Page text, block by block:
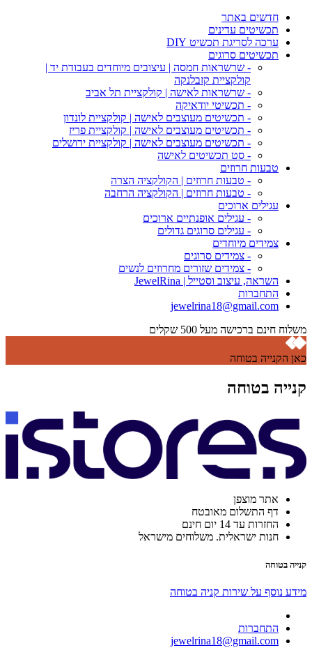
חדשים באתר
תכשיטים עדינים
ערכה לסריגת תכשיט DIY
תכשיטים סרוגים
- שרשראות חמסה | עיצובים מיוחדים בעבודת יד |
קולקציית קזבלנקה
- שרשראות לאישה | קולקציית תל אביב
- תכשיטי יודאיקה
- תכשיטים מעוצבים לאישה | קולקציית לונדון
- תכשיטים מעוצבים לאישה | קולקציית פריז
- תכשיטים מעוצבים לאישה | קולקציית ירושלים
- סט תכשיטים לאישה
טבעות חרוזים
- טבעות חרוזים | הקולקציה הצרה
- טבעות חרוזים | הקולקציה הרחבה
עגילים ארוכים
- עגילים אופנתיים ארוכים
- עגילים סרוגים גדולים
צמידים מיוחדים
- צמידים סרוגים
- צמידים שזורים מחרוזים לנשים
השראה, עיצוב וסטייל | JewelRina
התחברות
jewelrina18@gmail.com
משלוח חינם ברכישה מעל 500 שקלים
כאן הקנייה בטוחה
קנייה בטוחה
אתר מוצפן
דף התשלום מאובטח
החזרות עד 14 יום חינם
חנות ישראלית. משלוחים מישראל
קנייה בטוחה
מידע נוסף על שירות קניה בטוחה
התחברות
jewelrina18@gmail.com